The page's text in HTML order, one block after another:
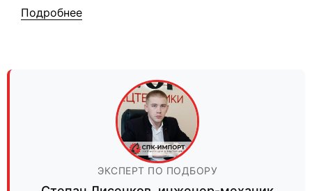
Подробнее
ЭКСПЕРТ ПО ПОДБОРУ